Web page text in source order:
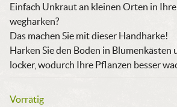
Einfach Unkraut an kleinen Orten in
wegharken?
Das machen Sie mit dieser Handharke!
Harken Sie den Boden in Blumenkästen
locker, wodurch Ihre Pflanzen besser
Vorrätig